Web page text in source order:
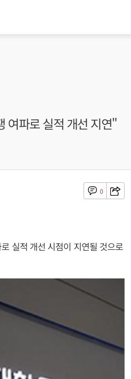
여파로 실적 개선 지연"
0
실적 개선 시점이 지연될 것으로